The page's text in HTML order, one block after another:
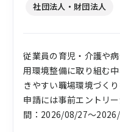
社団法人・財団法人
従業員の育児・介護や
用環境整備に取り組む
きやすい職場環境づく
申請には事前エントリ
間：2026/08/27～2026/